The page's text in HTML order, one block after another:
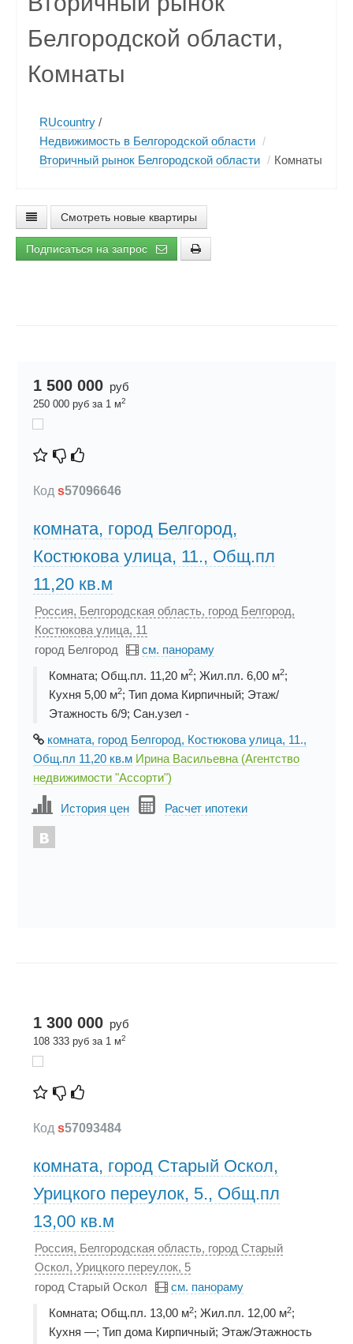
Белгородской области,
Комнаты
RUcountry /
Недвижимость в Белгородской области /
Вторичный рынок Белгородской области / Комнаты
Смотреть новые квартиры
Подписаться на запрос
1 500 000 руб
250 000 руб за 1 м2
Код s57096646
комната, город Белгород,
Костюкова улица, 11., Общ.пл
11,20 кв.м
Россия, Белгородская область, город Белгород,
Костюкова улица, 11
город Белгород
см. панораму
Комната; Общ.пл. 11,20 м2; Жил.пл. 6,00 м2;
Кухня 5,00 м2; Тип дома Кирпичный; Этаж/
Этажность 6/9; Сан.узел -
комната, город Белгород, Костюкова улица, 11.,
Общ.пл 11,20 кв.м Ирина Васильевна (Агентство
недвижимости "Ассорти")
История цен Расчет ипотеки
1 300 000 руб
108 333 руб за 1 м2
Код s57093484
комната, город Старый Оскол,
Урицкого переулок, 5., Общ.пл
13,00 кв.м
Россия, Белгородская область, город Старый
Оскол, Урицкого переулок, 5
город Старый Оскол
см. панораму
Комната; Общ.пл. 13,00 м2; Жил.пл. 12,00 м2;
Кухня —; Тип дома Кирпичный; Этаж/Этажность